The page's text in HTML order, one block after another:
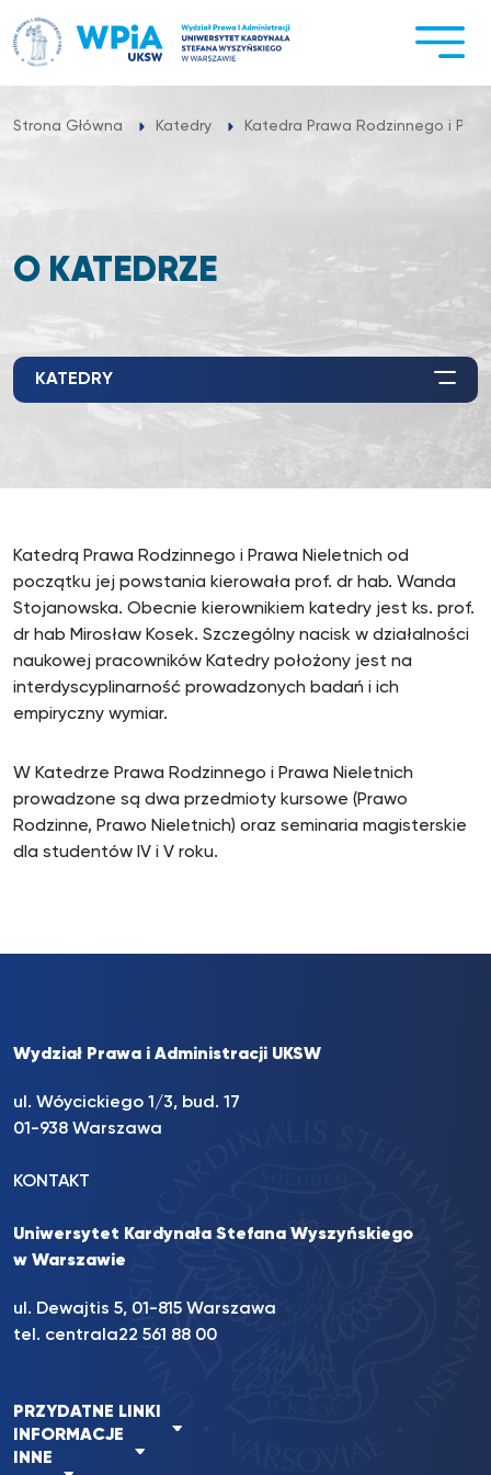
do
treści
Strona Główna Katedry Katedra Prawa Rodzinnego i
O KATEDRZE
KATEDRY
Katedrą Prawa Rodzinnego i Prawa Nieletnich od
początku jej powstania kierowała prof. dr hab. Wanda
Stojanowska. Obecnie kierownikiem katedry jest ks. prof.
dr hab Mirosław Kosek. Szczególny nacisk w działalności
naukowej pracowników Katedry położony jest na
interdyscyplinarność prowadzonych badań i ich
empiryczny wymiar.
W Katedrze Prawa Rodzinnego i Prawa Nieletnich
prowadzone są dwa przedmioty kursowe (Prawo
Rodzinne, Prawo Nieletnich) oraz seminaria magisterskie
dla studentów IV i V roku.
Wydział Prawa i Administracji UKSW
ul. Wóycickiego 1/3, bud. 17
01-938 Warszawa
KONTAKT
Uniwersytet Kardynała Stefana Wyszyńskiego
w Warszawie
ul. Dewajtis 5, 01-815 Warszawa
tel. centrala22 561 88 00
PRZYDATNE LINKI
INFORMACJE
INNE